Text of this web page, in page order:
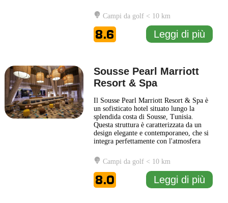
struttura propone una varietà di camere
eleganti e ben arredate, dotate di tutti i
comfort moderni per garantire un
soggiorno
... Leggi di più
Campi da golf < 10 km
8.6 Leggi di più
Sousse Pearl Marriott
Resort & Spa
Il Sousse Pearl Marriott Resort & Spa è
un sofisticato hotel situato lungo la
splendida costa di Sousse, Tunisia.
Questa struttura è caratterizzata da un
design elegante e contemporaneo, che si
integra perfettamente con l'atmosfera
godere di un'atmosfera rilassante,
circondati da giardini curati e vista
panoramica sul mare. Il resort offre una
gamma di servizi
... Leggi di più
Campi da golf < 10 km
8.0 Leggi di più